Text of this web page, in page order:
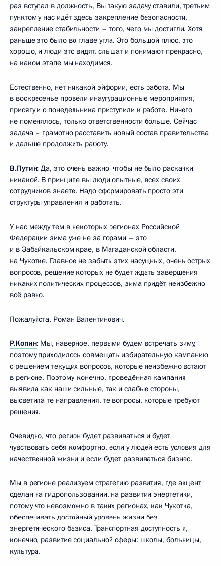
раз вступал в должность, Вы такую задачу ставили, третьим
пунктом у нас идёт здесь закрепление безопасности,
закрепление стабильности – того, чего мы достигли. Хотя
раньше это было во главе угла. Это большой плюс, это
хорошо, и люди это видят, слышат и понимают прекрасно,
на каком этапе мы находимся.
Естественно, нет никакой эйфории, есть работа. Мы
в воскресенье провели инаугурационные мероприятия,
присягу и с понедельника приступили к работе. Ничего
не поменялось, только ответственности больше. Сейчас
задача – грамотно расставить новый состав правительства
и дальше продолжить работу.
В.Путин: Да, это очень важно, чтобы не было раскачки
никакой. В принципе вы люди опытные, всех своих
сотрудников знаете. Надо сформировать просто эти
структуры управления и работать.
У нас между тем в некоторых регионах Российской
Федерации зима уже не за горами – это
и в Забайкальском крае, в Магаданской области,
на Чукотке. Главное не забыть этих насущных, очень острых
вопросов, решение которых не будет ждать завершения
никаких политических процессов, зима придёт неизбежно
всё равно.
Пожалуйста, Роман Валентинович.
Р.Копин: Мы, наверное, первыми будем встречать зиму,
поэтому приходилось совмещать избирательную кампанию
с решением текущих вопросов, которые неизбежно встают
в регионе. Поэтому, конечно, проведённая кампания
выявила как наши сильные, так и слабые стороны,
высветила те направления, те вопросы, которые требуют
решения.
Очевидно, что регион будет развиваться и будет
чувствовать себя комфортно, если у людей есть условия для
качественной жизни и если будет развиваться бизнес.
Мы в регионе реализуем стратегию развития, где акцент
сделан на гидропользовании, на развитии энергетики,
потому что невозможно в таких регионах, как Чукотка,
обеспечивать достойный уровень жизни без
энергетического базиса. Транспортная доступность и,
конечно, развитие социальной сферы: школы, больницы,
культура.